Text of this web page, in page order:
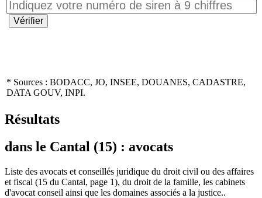
* Sources : BODACC, JO, INSEE, DOUANES, CADASTRE,
DATA GOUV, INPI.
Résultats
dans le Cantal (15) : avocats
Liste des avocats et conseillés juridique du droit civil ou des affaires
et fiscal (15 du Cantal, page 1), du droit de la famille, les cabinets
d'avocat conseil ainsi que les domaines associés a la justice..